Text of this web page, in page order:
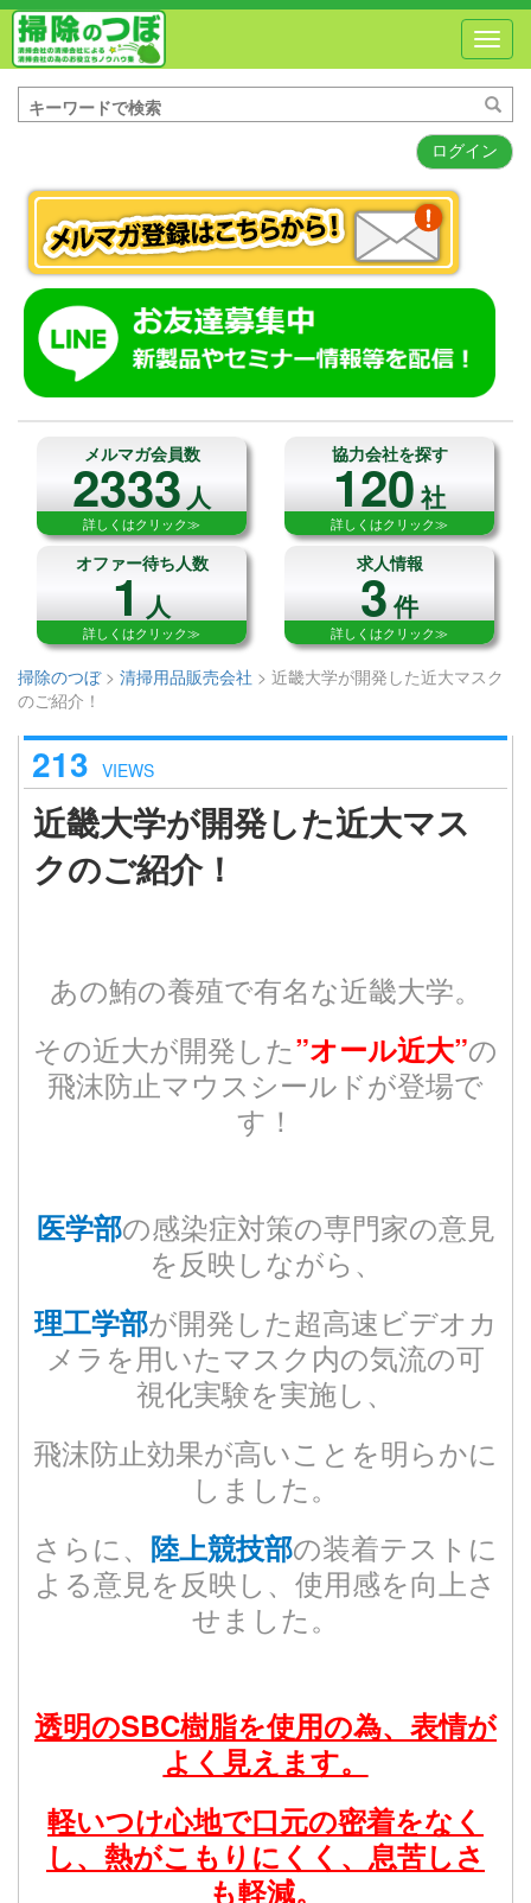
ログイン
メルマガ会員数
2333人
詳しくはクリック≫
協力会社を探す
120社
詳しくはクリック≫
オファー待ち人数
1人
詳しくはクリック≫
求人情報
3件
詳しくはクリック≫
掃除のつぼ> 清掃用品販売会社 > 近畿大学が開発した近大マスク
のご紹介！
213 VIEWS
近畿大学が開発した近大マス
クのご紹介！
あの鮪の養殖で有名な近畿大学。
その近大が開発した”オール近大”の
飛沫防止マウスシールドが登場で
す！
医学部の感染症対策の専門家の意見
を反映しながら、
理工学部が開発した超高速ビデオカ
メラを用いたマスク内の気流の可
視化実験を実施し、
飛沫防止効果が高いことを明らかに
しました。
さらに、 陸上競技部の装着テストに
よる意見を反映し、使用感を向上さ
せました。
透明のSBC樹脂を使用の為、表情が
よく見えます。
軽いつけ心地で口元の密着をなく
し、熱がこもりにくく、息苦しさ
も軽減。